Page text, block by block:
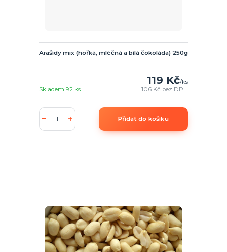
Arašídy mix (hořká, mléčná a bílá čokoláda) 250g
119 Kč/ks
106 Kč bez DPH
Skladem 92 ks
Přidat do košíku